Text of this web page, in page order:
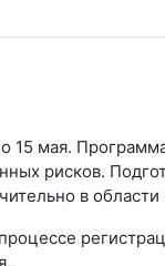
мая.
рисков.
в области